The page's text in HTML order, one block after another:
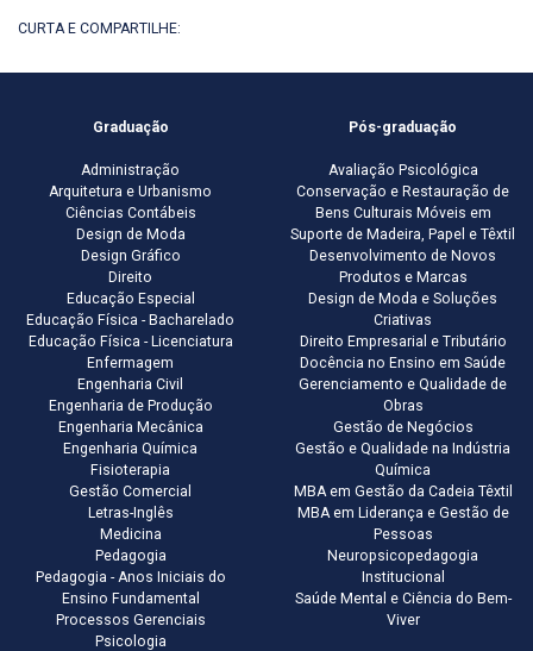
CURTA E COMPARTILHE:
Graduação
Administração
Arquitetura e Urbanismo
Ciências Contábeis
Design de Moda
Design Gráfico
Direito
Educação Especial
Educação Física - Bacharelado
Educação Física - Licenciatura
Enfermagem
Engenharia Civil
Engenharia de Produção
Engenharia Mecânica
Engenharia Química
Fisioterapia
Gestão Comercial
Letras-Inglês
Medicina
Pedagogia
Pedagogia - Anos Iniciais do
Ensino Fundamental
Processos Gerenciais
Psicologia
Pós-graduação
Avaliação Psicológica
Conservação e Restauração de
Bens Culturais Móveis em
Suporte de Madeira, Papel e Têxtil
Desenvolvimento de Novos
Produtos e Marcas
Design de Moda e Soluções
Criativas
Direito Empresarial e Tributário
Docência no Ensino em Saúde
Gerenciamento e Qualidade de
Obras
Gestão de Negócios
Gestão e Qualidade na Indústria
Química
MBA em Gestão da Cadeia Têxtil
MBA em Liderança e Gestão de
Pessoas
Neuropsicopedagogia
Institucional
Saúde Mental e Ciência do Bem-
Viver